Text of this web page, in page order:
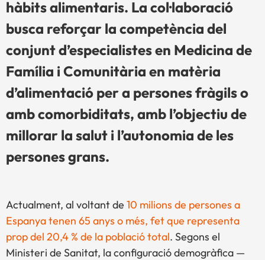
hàbits alimentaris. La col·laboració
busca reforçar la competència del
conjunt d’especialistes en Medicina de
Família i Comunitària en matèria
d’alimentació per a persones fràgils o
amb comorbiditats, amb l’objectiu de
millorar la salut i l’autonomia de les
persones grans.
Actualment, al voltant de 10 milions de persones a
Espanya tenen 65 anys o més, fet que representa
prop del 20,4 % de la població total. Segons el
Ministeri de Sanitat, la configuració demogràfica —